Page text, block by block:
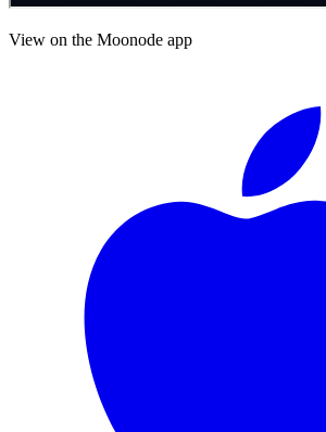
View on the Moonode app